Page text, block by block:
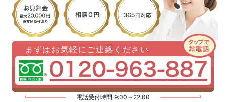
まずはお気軽にご連絡ください
電話受付時間 9:00～22:00